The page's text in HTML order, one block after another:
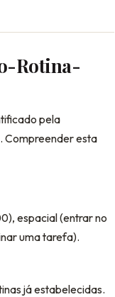
Rotina-
pela
Compreender esta
espacial (entrar no
uma tarefa).
já estabelecidas.